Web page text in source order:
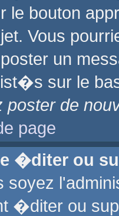
le bouton
Vous
un
sur le
poster de
page
�diter ou
soyez
�diter ou